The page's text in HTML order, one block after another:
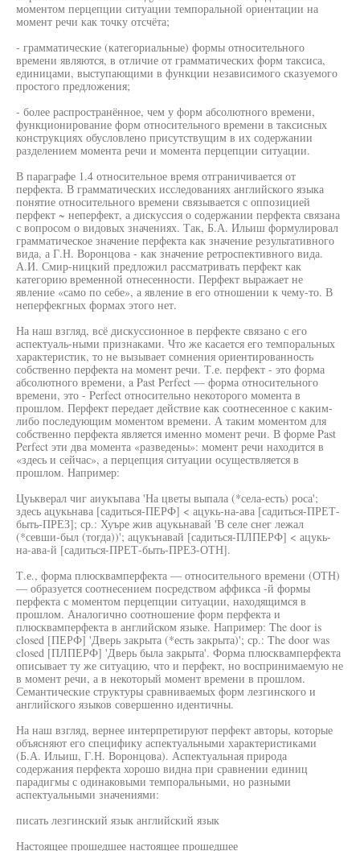
моментом перцепции ситуации темпоральной ориентации на
момент речи как точку отсчёта;
- грамматические (категориальные) формы относительного
времени являются, в отличие от грамматических форм таксиса,
единицами, выступающими в функции независимого сказуемого
простого предложения;
- более распространённое, чем у форм абсолютного времени,
функционирование форм относительного времени в таксисных
конструкциях обусловлено присутствущим в их содержании
разделением момента речи и момента перцепции ситуации.
В параграфе 1.4 относительное время отграничивается от
перфекта. В грамматических исследованиях английского языка
понятие относительного времени связывается с оппозицией
перфект ~ неперфект, а дискуссия о содержании перфекта связана
с вопросом о видовых значениях. Так, Б.А. Ильиш формулировал
грамматическое значение перфекта как значение результативного
вида, а Г.Н. Воронцова - как значение ретроспективного вида.
А.И. Смир-ницкий предложил рассматривать перфект как
категорию временной отнесенности. Перфект выражает не
явление «само по себе», а явление в его отношении к чему-то. В
неперфекгных формах этого нет.
На наш взгляд, всё дискуссионное в перфекте связано с его
аспектуаль-ными признаками. Что же касается его темпоральных
характеристик, то не вызывает сомнения ориентированность
собственно перфекта на момент речи. Т.е. перфект - это форма
абсолютного времени, a Past Perfect — форма относительного
времени, это - Perfect относительно некоторого момента в
прошлом. Перфект передает действие как соотнесенное с каким-
либо последующим моментом времени. А таким моментом для
собственно перфекта является именно момент речи. В форме Past
Perfect эти два момента «разведены»: момент речи находится в
«здесь и сейчас», а перцепция ситуации осуществляется в
прошлом. Например:
Цуькверал чиг аиукъпава 'На цветы выпала (*села-есть) роса';
здесь ацукьнава [садиться-ПЕРФ] < ацукь-на-ава [садиться-ПРЕТ-
быть-ПРЕЗ]; ср.: Хуъре жив ацукьнавай 'В селе снег лежал
(*севши-был (тогда))'; ацукънавай [садиться-ПЛПЕРФ] < ацукь-
на-ава-й [садиться-ПРЕТ-быть-ПРЕЗ-ОТН].
Т.е., форма плюсквамперфекта — относительного времени (ОТН)
— образуется соотнесением посредством аффикса -й формы
перфекта с моментом перцепции ситуации, находящимся в
прошлом. Аналогично соотношение форм перфекта и
плюсквамперфекта в английском языке. Например: The door is
closed [ПЕРФ] 'Дверь закрыта (*есть закрыта)'; ср.: The door was
closed [ПЛПЕРФ] 'Дверь была закрыта'. Форма плюсквамперфекта
описывает ту же ситуацию, что и перфект, но воспринимаемую не
в момент речи, а в некоторый момент времени в прошлом.
Семантические структуры сравниваемых форм лезгинского и
английского языков совершенно идентичны.
На наш взгляд, вернее интерпретируют перфект авторы, которые
объясняют его специфику аспектуальными характеристиками
(Б.А. Ильиш, Г.Н. Воронцова). Аспектуальная природа
содержания перфекта хорошо видна при сравнении единиц
парадигмы с одинаковыми темпоральными, но разными
аспектуальными значениями:
писать лезгинский язык английский язык
Настоящее прошедшее настоящее прошедшее